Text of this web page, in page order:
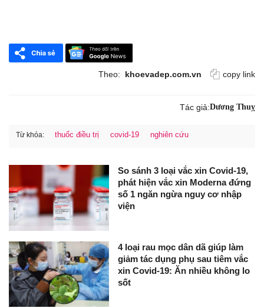
Theo: khoevadep.com.vn copy link
Tác giả:Dương Thuỵ
Từ khóa: thuốc điều trị covid-19 nghiên cứu
So sánh 3 loại vắc xin Covid-19,
phát hiện vắc xin Moderna đứng
số 1 ngăn ngừa nguy cơ nhập
viện
4 loại rau mọc dân dã giúp làm
giảm tác dụng phụ sau tiêm vắc
xin Covid-19: Ăn nhiều không lo
sốt